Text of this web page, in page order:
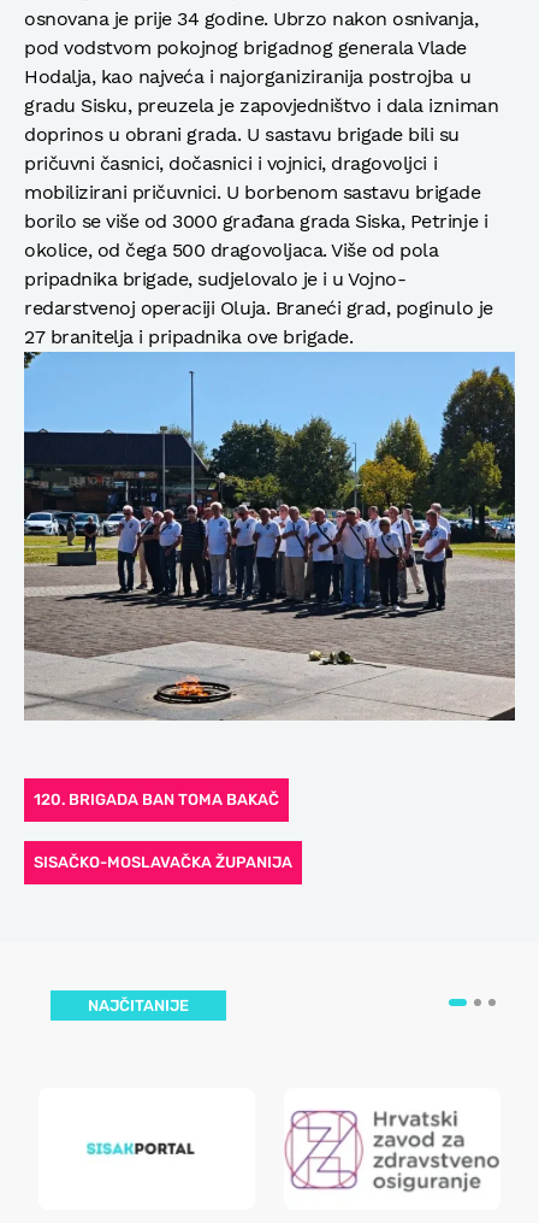
osnovana je prije 34 godine. Ubrzo nakon osnivanja,
pod vodstvom pokojnog brigadnog generala Vlade
Hodalja, kao najveća i najorganiziranija postrojba u
gradu Sisku, preuzela je zapovjedništvo i dala izniman
doprinos u obrani grada. U sastavu brigade bili su
pričuvni časnici, dočasnici i vojnici, dragovoljci i
mobilizirani pričuvnici. U borbenom sastavu brigade
borilo se više od 3000 građana grada Siska, Petrinje i
okolice, od čega 500 dragovoljaca. Više od pola
pripadnika brigade, sudjelovalo je i u Vojno-
redarstvenoj operaciji Oluja. Braneći grad, poginulo je
27 branitelja i pripadnika ove brigade.
120. BRIGADA BAN TOMA BAKAČ
SISAČKO-MOSLAVAČKA ŽUPANIJA
NAJČITANIJE